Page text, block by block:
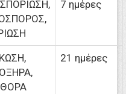
7 ημέρες
21 ημέρες